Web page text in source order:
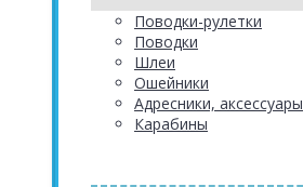
Поводки-рулетки
Поводки
Шлеи
Ошейники
Адресники, аксессуары
Карабины